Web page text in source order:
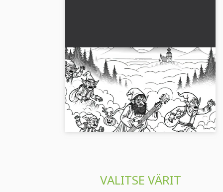
Goblinien metsästävät
matkustajia sumuisella polulla –
Värityskuva ilmaiseksi
Anna itsesi hurmata goblineilta sumuisella
polulla, joka vie sinut luovalle puolellesi.
Lataa ilmainen värittäminen nyt!...
VALITSE VÄRIT